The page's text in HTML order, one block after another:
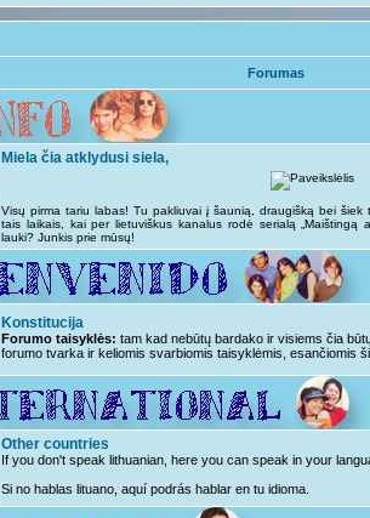
Forumas
Miela čia atklydusi siela,
Visų pirma tariu labas! Tu pakliuvai į šaunią, draugišką bei šiek
tais laikais, kai per lietuviškus kanalus rodė serialą „Maištingą
lauki? Junkis prie mūsų!
Konstitucija
Forumo taisyklės: tam kad nebūtų bardako ir visiems čia
forumo tvarka ir keliomis svarbiomis taisyklėmis, esančiomis
Other countries
If you don't speak lithuanian, here you can speak in your
Si no hablas lituano, aquí podrás hablar en tu idioma.